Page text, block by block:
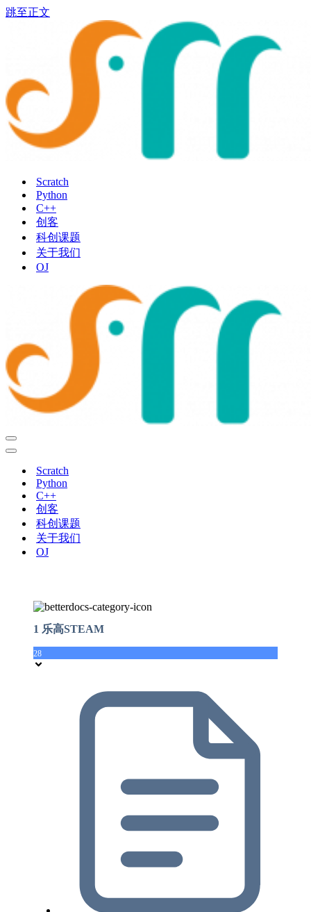
跳至正文
Scratch
Python
C++
创客
科创课题
关于我们
OJ
导
航
导
Scratch
Python
C++
创客
科创课题
关于我们
OJ
1 乐高STEAM
28